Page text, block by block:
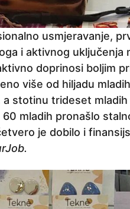
usmjeravanje,
i aktivnog uključenja
doprinosi boljim
više od hiljadu
stotinu trideset mladih
mladih pronašlo
je dobilo i